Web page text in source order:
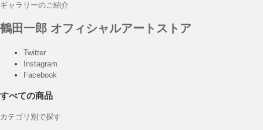
ギャラリーのご紹介
鶴田一郎 オフィシャルアートストア
Twitter
Instagram
Facebook
すべての商品
カテゴリ別で探す